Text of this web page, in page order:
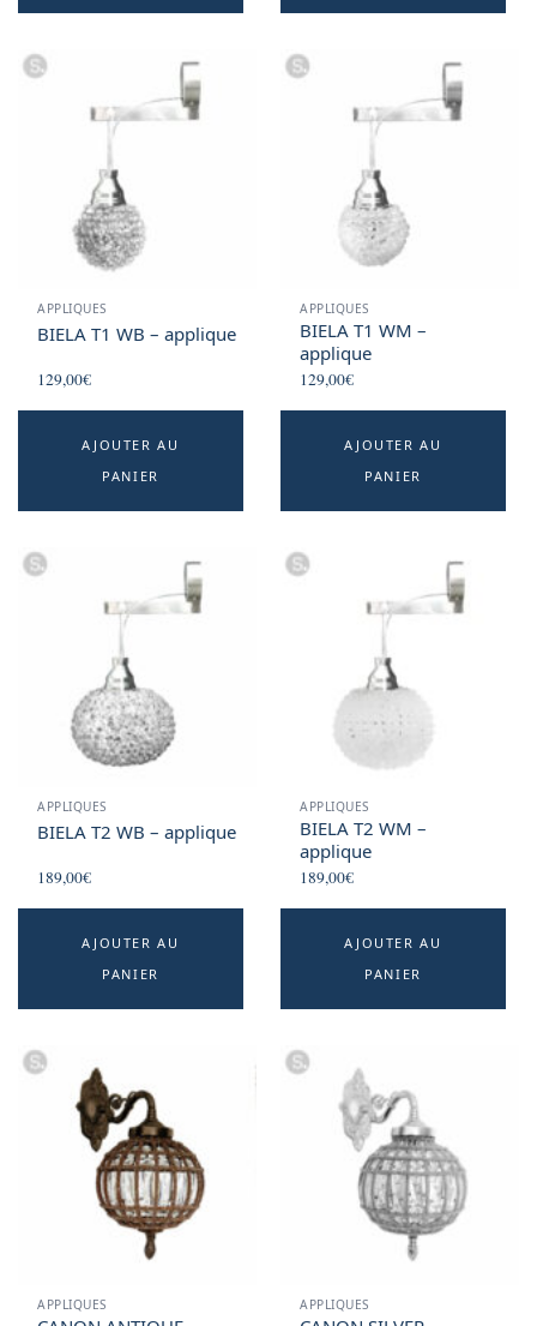
multiple
The
page
APPLIQUES
BIELA T1 WB – applique
129,00€
AJOUTER AU
PANIER
APPLIQUES
BIELA T1 WM –
applique
129,00€
AJOUTER AU
PANIER
APPLIQUES
BIELA T2 WB – applique
189,00€
AJOUTER AU
PANIER
APPLIQUES
BIELA T2 WM –
applique
189,00€
AJOUTER AU
PANIER
APPLIQUES APPLIQUES